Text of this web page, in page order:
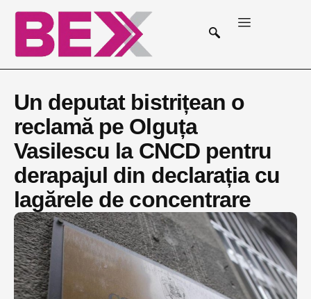
Un deputat bistrițean o
reclamă pe Olguța
Vasilescu la CNCD pentru
derapajul din declarația cu
lagărele de concentrare